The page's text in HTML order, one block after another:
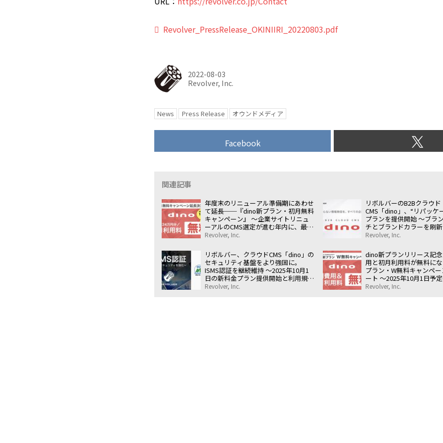
Revolver_PressRelease_OKINIIRI_20220803.pdf
2022-08-03
Revolver, Inc.
News Press Release オウンドメディア
Facebook
関連記事
年度末のリニューアル準備期にあわせ
て延長──『dino新プラン・初月無料
キャンペーン』 〜企業サイトリニュ
ーアルのCMS選定が進む年内に、最大
24万円が無料になる導入支援施策〜
Revolver, Inc.
リボルバーのB2Bクラウド
CMS「dino」、“リパッケ
プランを提供開始 〜ブラ
チとブランドカラーを刷
企業ニーズに応えるCMSへ
Revolver, Inc.
リボルバー、クラウドCMS「dino」の
セキュリティ基盤をより強固に。
ISMS認証を継続維持 〜2025年10月1
日の新料金プラン提供開始と利用規約
全面改定を控え、企業サイト全般を支
Revolver, Inc.
dino新プランリリース記
用と初月利用料が無料に
プラン・W無料キャンペ
ート 〜2025年10月1日予
リリースを記念し、期間限
Revolver, Inc.